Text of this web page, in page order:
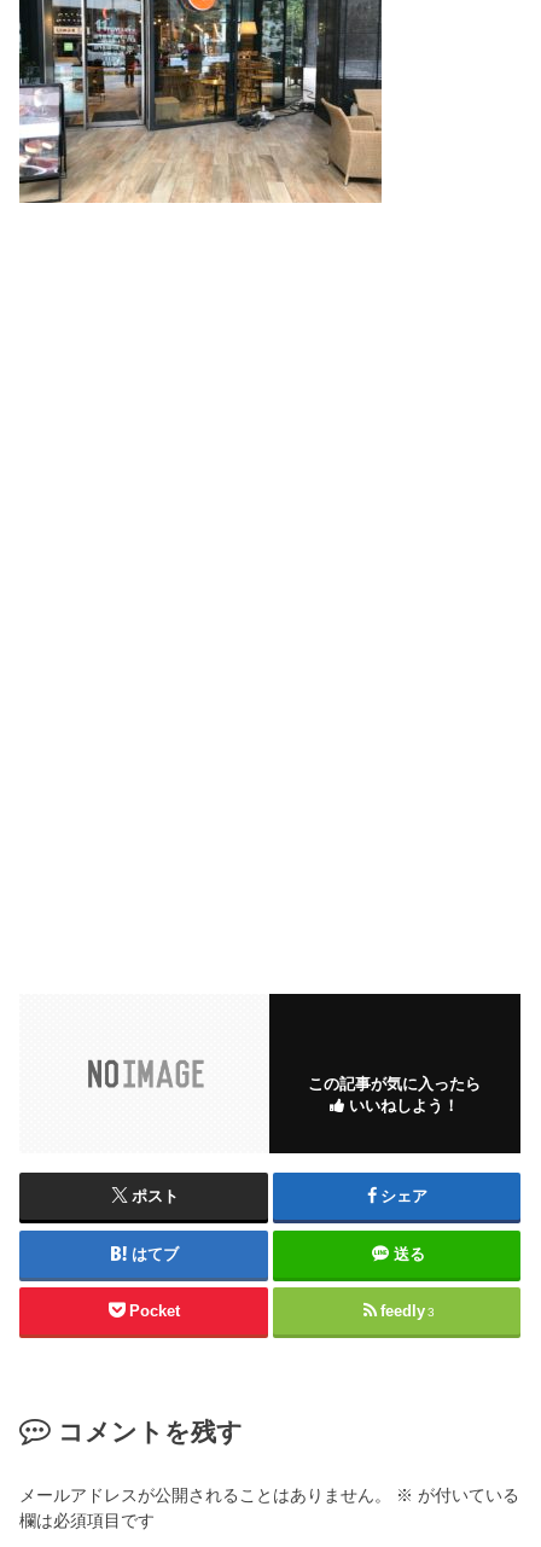
この記事が気に入ったら
いいねしよう！
ポスト シェア
はてブ 送る
Pocket feedly 3
コメントを残す
メールアドレスが公開されることはありません。 ※ が付いている
欄は必須項目です